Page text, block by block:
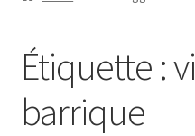
Boutique
Conditions générales de
Étiquette :
barrique